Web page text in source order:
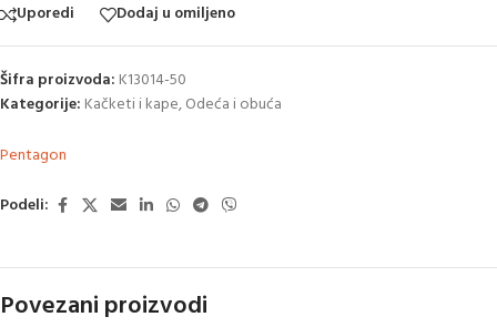
Uporedi Dodaj u omiljeno
Šifra proizvoda: K13014-50
Kategorije: Kačketi i kape,Odeća i obuća
Pentagon
Podeli:
Povezani proizvodi